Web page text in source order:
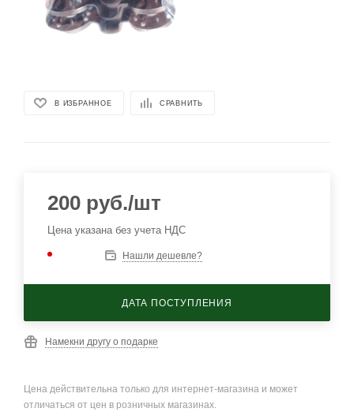
В ИЗБРАННОЕ СРАВНИТЬ
200 руб./шт
Цена указана без учета НДС
Нашли дешевле?
ДАТА ПОСТУПЛЕНИЯ
Намекни другу о подарке
Цена действительна только для интернет-магазина и может
отличаться от цен в розничных магазинах.